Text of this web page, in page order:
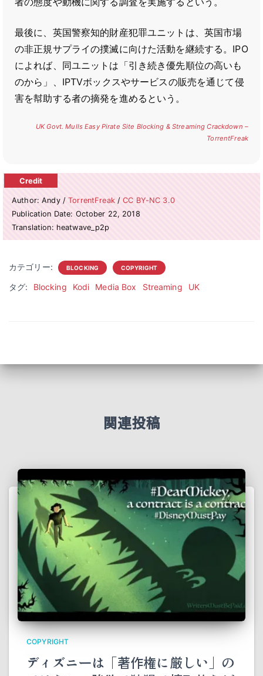
最後に、英国警察知的財産犯罪ユニットは、英国市場
の非正規サプライの撲滅に向けた活動を継続する。IPO
によれば、同ユニットは「引き続き優先順位の高いも
のから」、IPTVボックスやサービスの販売を通じて侵
害を幇助する者の摘発を進めるという。
UK Govt. Mulls Easy Pirate Site Blocking & Streaming Crackdown –
TorrentFreak
Author: Andy /TorrentFreak/CC BY-NC 3.0
Publication Date: October 22, 2018
Translation: heatwave_p2p
カテゴリー: BLOCKING COPYRIGHT
タグ: Blocking Kodi Media Box Streaming UK
関連投稿
COPYRIGHT
ディズニーは「著作権に厳しい」の